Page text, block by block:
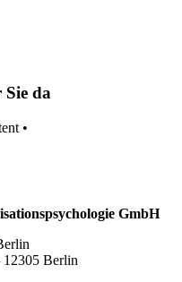
da
•
GmbH
12305 Berlin